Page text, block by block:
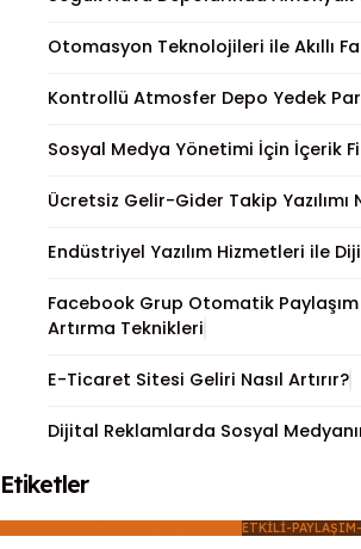
Otomasyon Teknolojileri ile Akıllı
Kontrollü Atmosfer Depo Yedek
Sosyal Medya Yönetimi İçin İçerik
Ücretsiz Gelir-Gider Takip Yazılımı
Endüstriyel Yazılım Hizmetleri ile
Facebook Grup Otomatik
Artırma Teknikleri
E-Ticaret Sitesi Geliri Nasıl Artırır?
Dijital Reklamlarda Sosyal
Etiketler
ETKILI-